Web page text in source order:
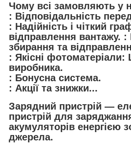
Чому всі замовляють у
: Відповідальність
: Надійність і чіткий
відправлення вантажу.
збирання та
: Якісні фотоматеріали:
виробника.
: Бонусна система.
: Акції та знижки...
Зарядний пристрій —
пристрій для
акумуляторів енергією
джерела.